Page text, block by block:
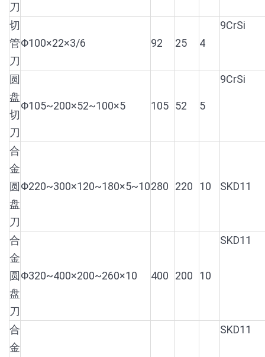
刀
切
管
刀
Φ100×22×3/6 92 25 4
9CrSi
圆
盘
切
刀
Φ105~200×52~100×5 105 52 5
9CrSi
合
金
圆
盘
刀
Φ220~300×120~180×5~10280 220 10 SKD11
合
金
圆
盘
刀
Φ320~400×200~260×10 400 200 10
SKD11
合
金
SKD11